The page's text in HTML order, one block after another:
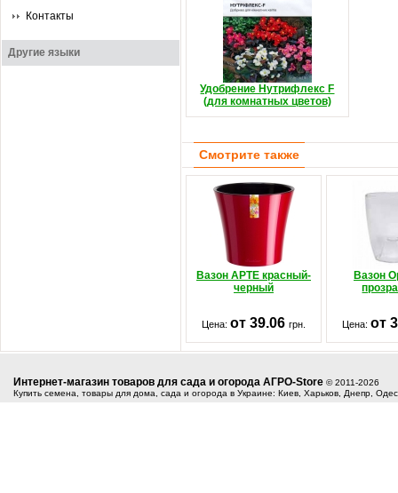
Контакты
Другие языки
Удобрение Нутрифлекс F
(для комнатных цветов)
Смотрите также
Вазон АРТЕ красный-
черный
Вазон
Цена: от 39.06 грн. Цена: от
Интернет-магазин товаров для сада и огорода АГРО-Store © 2011-2026
Купить семена, товары для дома, сада и огорода в Украине: Киев, Харьков, Днепр,